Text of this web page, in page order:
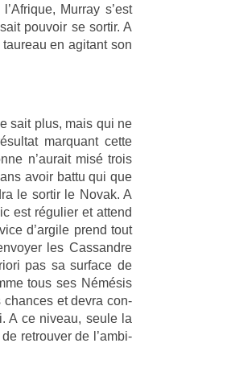
Mur­ray s’est
pouvoir se sor­tir. A
en agitant son
sait plus, mais qui ne
mar­quant cette
n’aurait misé trois
avoir battu qui que
le sor­tir le Novak. A
est réguli­er et at­tend
d’ar­gile prend tout
les Cas­sandre
pas sa sur­face de
tous ses Némésis
chan­ces et devra con­
A ce niveau, seule la
retro­uv­er de l’am­bi­